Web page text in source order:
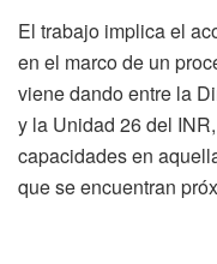
El trabajo implica el
en el marco de un
viene dando entre la
y la Unidad 26 del
capacidades en
que se encuentran